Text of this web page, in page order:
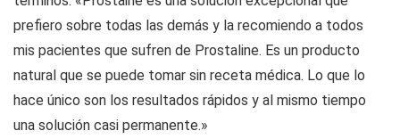
prefiero sobre todas las demás y la recomiendo a todos
mis pacientes que sufren de Prostaline. Es un producto
natural que se puede tomar sin receta médica. Lo que lo
hace único son los resultados rápidos y al mismo tiempo
una solución casi permanente.»